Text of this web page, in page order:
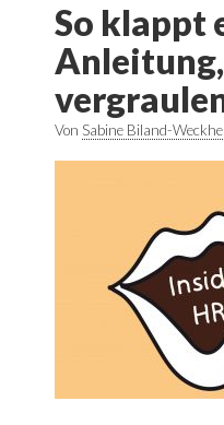
So klappt
Von Sabine Biland-